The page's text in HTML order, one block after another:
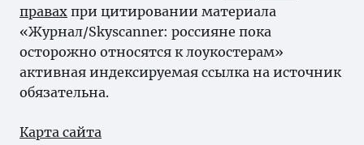
правах при цитировании материала
«Журнал/Skyscanner: россияне пока
осторожно относятся к лоукостерам»
активная индексируемая ссылка на источник
обязательна.
Карта сайта